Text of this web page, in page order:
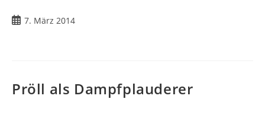
Beitrag
7. März 2014
Pröll als Dampfplauderer